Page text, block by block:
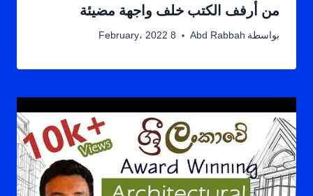
من أرفف الكتب خلف واجهة مضيئة
بواسطة Abd Rabbah 8 February، 2022